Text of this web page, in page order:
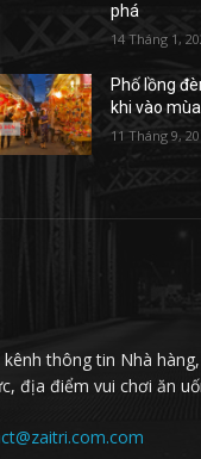
phá
14 Tháng 1,
Phố lồng
khi vào
11 Tháng 9,
thông tin Nhà
địa điểm vui chơi ăn